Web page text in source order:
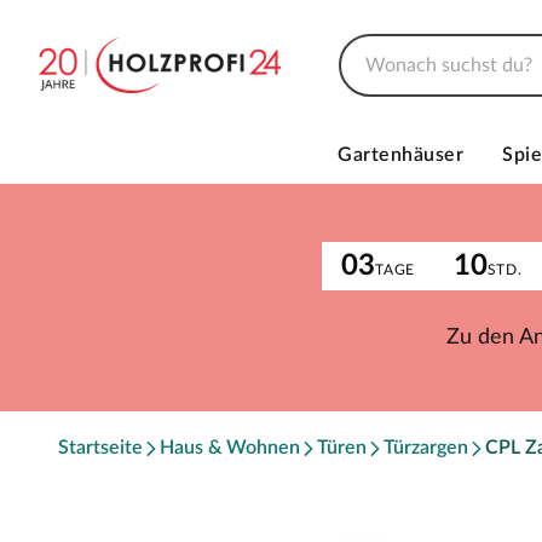
Gartenhäuser
03TAGE 10STD.
Zu den
Startseite Haus & Wohnen Türen Türzargen CPL